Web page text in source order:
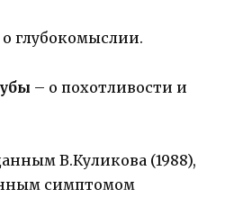
о глубокомыслии.
– о похотливости и
В.Куликова (1988),
симптомом